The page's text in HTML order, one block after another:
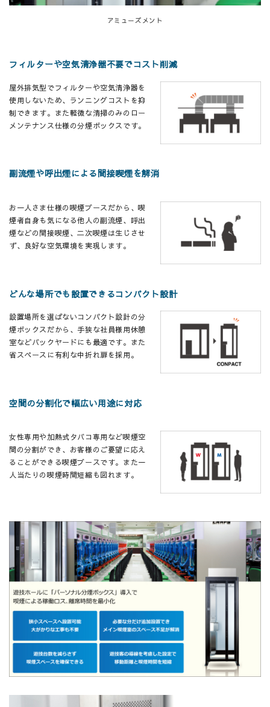
アミューズメント
フィルターや空気清浄器不要でコスト削減
屋外排気型でフィルターや空気清浄器を
使用しないため、ランニングコストを抑
制できます。また軽微な清掃のみのロー
メンテナンス仕様の分煙ボックスです。
副流煙や呼出煙による間接喫煙を解消
お一人さま仕様の喫煙ブースだから、喫
煙者自身も気になる他人の副流煙、呼出
煙などの間接喫煙、二次喫煙は生じさせ
ず、良好な空気環境を実現します。
どんな場所でも設置できるコンパクト設計
設置場所を選ばないコンパクト設計の分
煙ボックスだから、手狭な社員様用休憩
室などバックヤードにも最適です。また
省スペースに有利な中折れ扉を採用。
空間の分割化で幅広い用途に対応
女性専用や加熱式タバコ専用など喫煙空
間の分割ができ、お客様のご要望に応え
ることができる喫煙ブースです。また一
人当たりの喫煙時間短縮も図れます。